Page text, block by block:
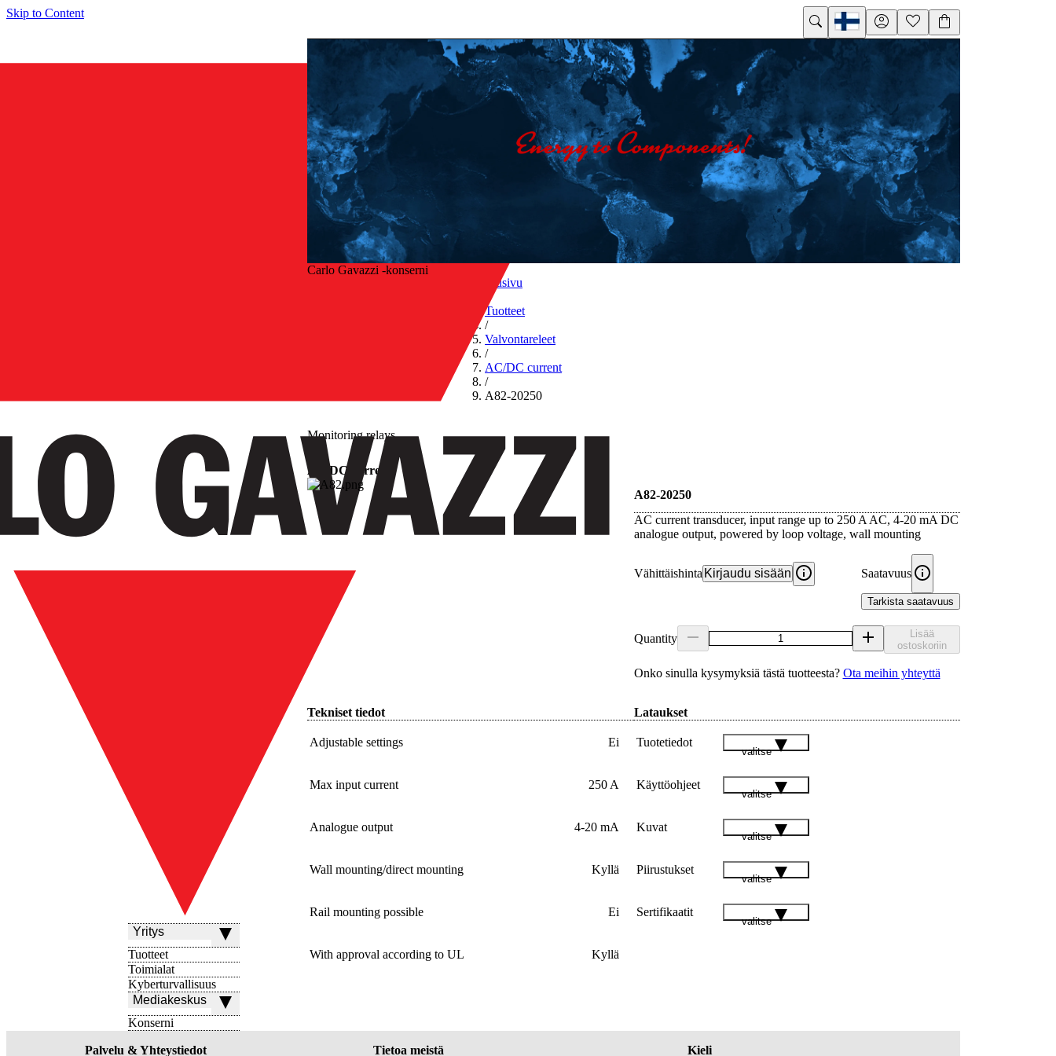
Skip to Content
Yritys
Tuotteet
Toimialat
Kyberturvallisuus
Mediakeskus
Konserni
Carlo Gavazzi -konserni
Etusivu
Tuotteet
/
Valvontareleet
/
AC/DC current
/
A82-20250
Monitoring relays
AC/DC current
A82-20250
AC current transducer, input range up to 250 A AC, 4-20 mA DC
analogue output, powered by loop voltage, wall mounting
Vähittäishinta Kirjaudu sisään Saatavuus
Tarkista saatavuus
Quantity
Lisää
ostoskoriin
Onko sinulla kysymyksiä tästä tuotteesta? Ota meihin yhteyttä
Tekniset tiedot
Adjustable settings Ei
Max input current 250 A
Analogue output 4-20 mA
Wall mounting/direct mounting Kyllä
Rail mounting possible Ei
With approval according to UL Kyllä
Lataukset
Tuotetiedot
valitse
Käyttöohjeet
valitse
Kuvat
valitse
Piirustukset
valitse
Sertifikaatit
valitse
Palvelu & Yhteystiedot Tietoa meistä Kieli